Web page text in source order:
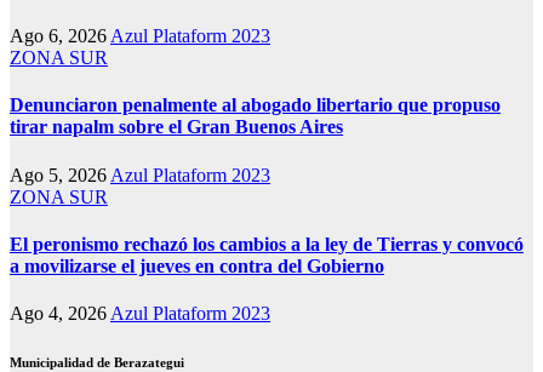
Ago 6, 2026 Azul Plataform 2023
ZONA SUR
Denunciaron penalmente al abogado libertario que propuso
tirar napalm sobre el Gran Buenos Aires
Ago 5, 2026 Azul Plataform 2023
ZONA SUR
El peronismo rechazó los cambios a la ley de Tierras y convocó
a movilizarse el jueves en contra del Gobierno
Ago 4, 2026 Azul Plataform 2023
Municipalidad de Berazategui